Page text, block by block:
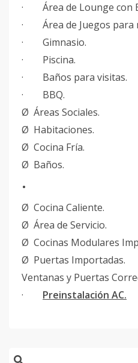
· Área de Lounge con
· Área de Juegos para
· Gimnasio.
· Piscina.
· Baños para visitas.
· BBQ.
Ø Áreas Sociales.
Ø Habitaciones.
Ø Cocina Fría.
Ø Baños.
·
Ø Cocina Caliente.
Ø Área de Servicio.
Ø Cocinas Modulares
Ø Puertas Importadas.
Ventanas y Puertas
· Preinstalación AC.